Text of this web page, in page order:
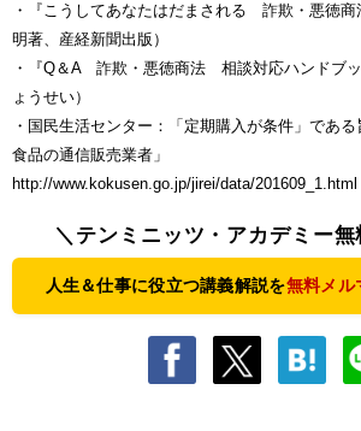
・『こうしてあなたはだまされる 詐欺・悪徳商
明著、産経新聞出版）
・『Q＆A 詐欺・悪徳商法 相談対応ハンドブ
ょうせい）
・国民生活センター：「定期購入が条件」であ
食品の通信販売業者」
http://www.kokusen.go.jp/jirei/data/201609_1.html
＼テンミニッツ・アカデミー無
人生＆仕事に役立つ講義解説を無料メル